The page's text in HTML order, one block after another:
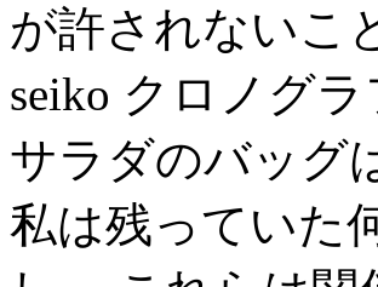
が許されないこ
seiko クロノグ
サラダのバッグ
私は残っていた